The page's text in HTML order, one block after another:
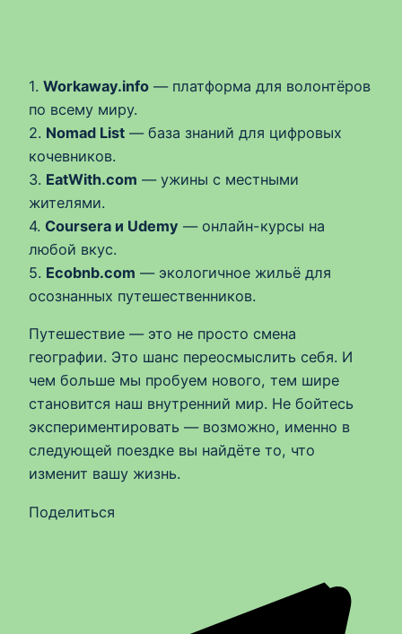
1. Workaway.info — платформа для волонтёров
по всему миру.
2. Nomad List — база знаний для цифровых
кочевников.
3. EatWith.com — ужины с местными
жителями.
4. Coursera и Udemy — онлайн-курсы на
любой вкус.
5. Ecobnb.com — экологичное жильё для
осознанных путешественников.
Путешествие — это не просто смена
географии. Это шанс переосмыслить себя. И
чем больше мы пробуем нового, тем шире
становится наш внутренний мир. Не бойтесь
экспериментировать — возможно, именно в
следующей поездке вы найдёте то, что
изменит вашу жизнь.
Поделиться